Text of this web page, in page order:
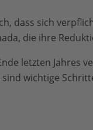
dass sich
die ihre
letzten Jahres
sind wichtige